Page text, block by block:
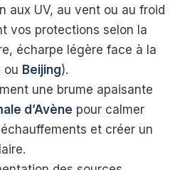
aux UV, au vent ou au froid
vos protections selon la
écharpe légère face à la
ou Beijing).
une brume apaisante
d’Avène pour calmer
et créer un